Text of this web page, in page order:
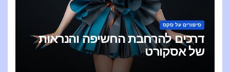
סיפורים על סקס
דרכים להרחבת החשיפה והנראות
של אסקורט